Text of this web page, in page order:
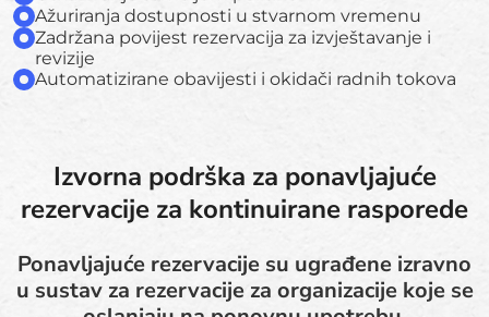
Ažuriranja dostupnosti u stvarnom vremenu
Zadržana povijest rezervacija za izvještavanje i
revizije
Automatizirane obavijesti i okidači radnih tokova
Izvorna podrška za ponavljajuće
rezervacije za kontinuirane rasporede
Ponavljajuće rezervacije su ugrađene izravno
u sustav za rezervacije za organizacije koje se